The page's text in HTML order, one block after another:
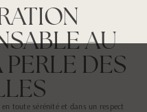
AU
DES
toute sérénité et dans un respect